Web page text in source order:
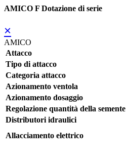
AMICO F Dotazione di serie
×
AMICO
Attacco
Tipo di attacco
Categoria attacco
Azionamento ventola
Azionamento dosaggio
Regolazione quantità della semente
Distributori idraulici
Allacciamento elettrico